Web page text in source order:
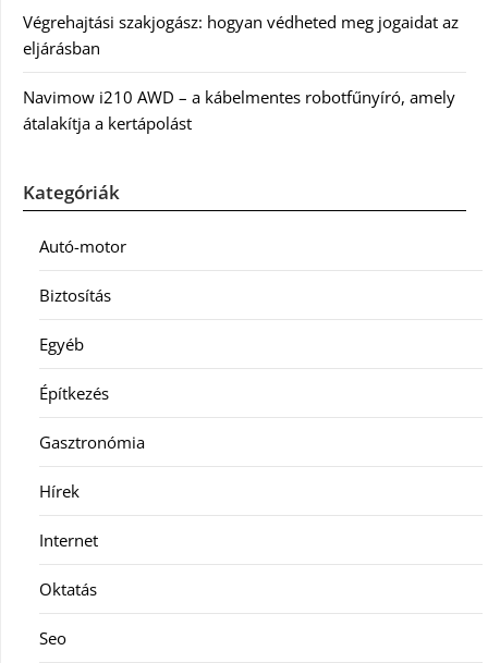
Végrehajtási szakjogász: hogyan védheted meg jogaidat az
eljárásban
Navimow i210 AWD – a kábelmentes robotfűnyíró, amely
átalakítja a kertápolást
Kategóriák
Autó-motor
Biztosítás
Egyéb
Építkezés
Gasztronómia
Hírek
Internet
Oktatás
Seo